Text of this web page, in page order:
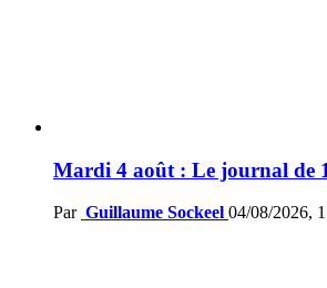
Mardi 4 août : Le journal de
Par Guillaume Sockeel 04/08/2026,